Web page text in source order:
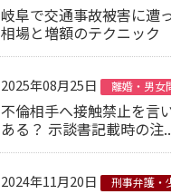
岐阜で交通事故被害に遭
相場と増額のテクニック
2025年08月25日 離婚・男女
不倫相手へ接触禁止を言
ある？ 示談書記載時の注
2024年11月20日 刑事弁護・